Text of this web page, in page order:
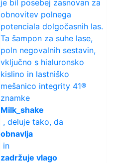
je bil posebej zasnovan za
obnovitev polnega
potenciala dolgočasnih las.
Ta šampon za suhe lase,
poln negovalnih sestavin,
vključno s hialuronsko
kislino in lastniško
mešanico integrity 41®
znamke
Milk_shake
, deluje tako, da
obnavlja
in
zadržuje vlago